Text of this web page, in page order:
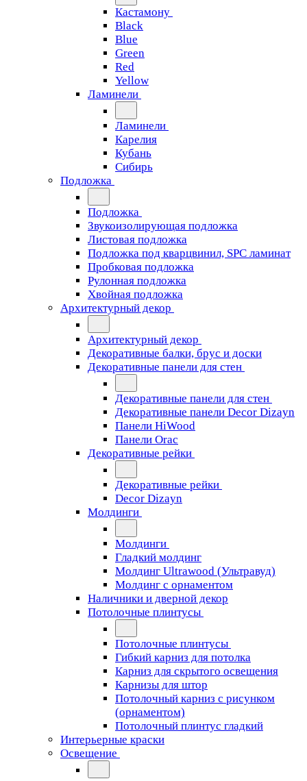
Кастамону
Black
Blue
Green
Red
Yellow
Ламинели
Ламинели
Карелия
Кубань
Сибирь
Подложка
Подложка
Звукоизолирующая подложка
Листовая подложка
Подложка под кварцвинил, SPC ламинат
Пробковая подложка
Рулонная подложка
Хвойная подложка
Архитектурный декор
Архитектурный декор
Декоративные балки, брус и доски
Декоративные панели для стен
Декоративные панели для стен
Декоративные панели Decor Dizayn
Панели HiWood
Панели Orac
Декоративные рейки
Декоративные рейки
Decor Dizayn
Молдинги
Молдинги
Гладкий молдинг
Молдинг Ultrawood (Ультравуд)
Молдинг с орнаментом
Наличники и дверной декор
Потолочные плинтусы
Потолочные плинтусы
Гибкий карниз для потолка
Карниз для скрытого освещения
Карнизы для штор
Потолочный карниз с рисунком
(орнаментом)
Потолочный плинтус гладкий
Интерьерные краски
Освещение